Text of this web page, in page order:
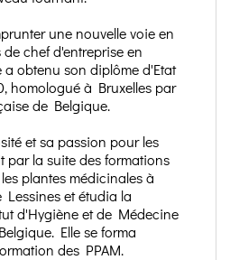
une nouvelle voie en
chef d'entreprise en
a obtenu son diplôme d'Etat
homologué à Bruxelles par
de Belgique.
et sa passion pour les
par la suite des formations
plantes médicinales à
Lessines et étudia la
d'Hygiène et de Médecine
Elle se forma
des PPAM.